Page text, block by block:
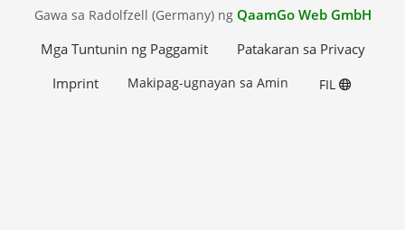
Gawa sa Radolfzell (Germany) ng QaamGo Web GmbH
Mga Tuntunin ng Paggamit
Patakaran sa Privacy
Imprint
Makipag-ugnayan sa Amin FIL